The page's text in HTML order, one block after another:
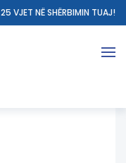
25 VJET NË SHËRBIMIN TUAJ!